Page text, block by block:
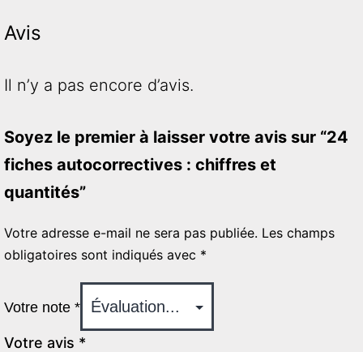
Avis
Il n’y a pas encore d’avis.
Soyez le premier à laisser votre avis sur “24
fiches autocorrectives : chiffres et
quantités”
Votre adresse e-mail ne sera pas publiée. Les champs
obligatoires sont indiqués avec *
Votre note *
Votre avis *